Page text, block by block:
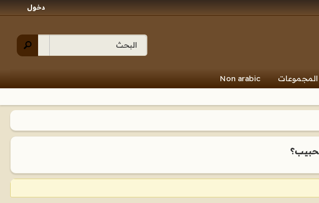
دخول
المجموعات Non arabic